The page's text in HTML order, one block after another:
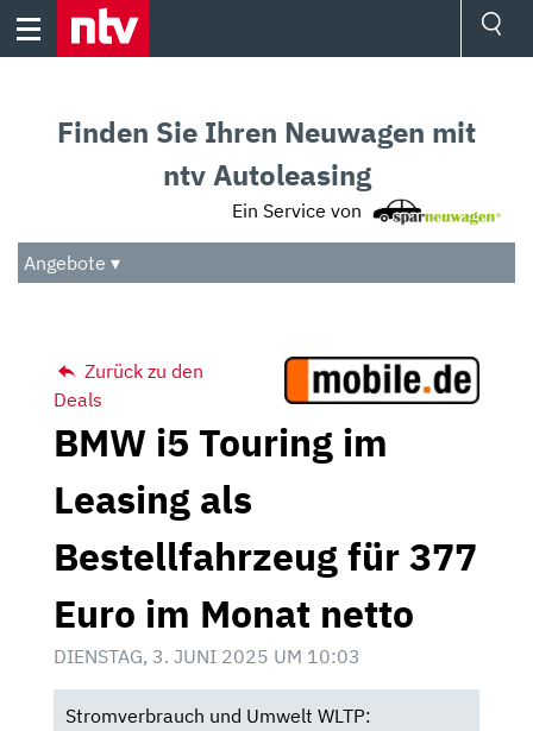
Skip
Audio
Das Beste
Finden Sie Ihren Neuwagen mit
ntv Autoleasing
Ein Service von
Angebote ▾
Zurück zu den
Deals
BMW i5 Touring im
Leasing als
Bestellfahrzeug für 377
Euro im Monat netto
DIENSTAG, 3. JUNI 2025 UM 10:03
Stromverbrauch und Umwelt WLTP: